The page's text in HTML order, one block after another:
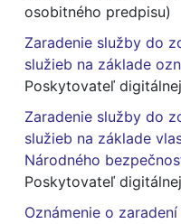
osobitného predpisu)
Zaradenie služby do
služieb na základe
Poskytovateľ
Zaradenie služby do
služieb na základe
Národného
Poskytovateľ
Oznámenie o